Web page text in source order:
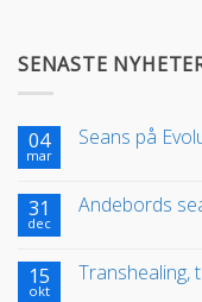
SENASTE
04
mar
Seans på
31
dec
Andebords
15
okt
Transhealing,